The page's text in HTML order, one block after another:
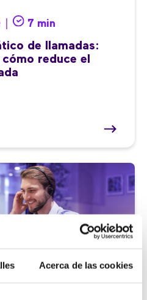
Acerca de las cookies
| 7 min
de llamadas:
reduce el